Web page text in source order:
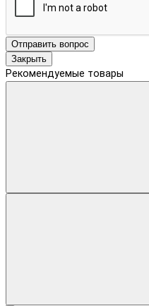
Отправить вопрос
Закрыть
Рекомендуемые товары